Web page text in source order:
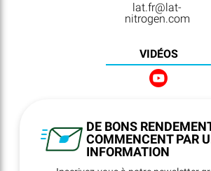
DE BONS
COMMENCENT PAR
INFORMATION
lat.fr@lat-
nitrogen.com
VIDÉOS
NEWSLETTER
REGISTRATION